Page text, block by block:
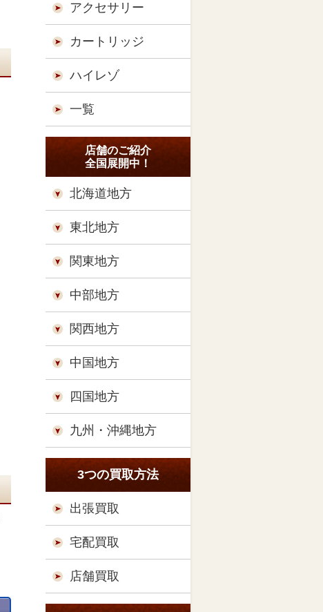
アクセサリー
カートリッジ
ハイレゾ
一覧
店舗のご紹介
全国展開中！
北海道地方
東北地方
関東地方
中部地方
関西地方
中国地方
四国地方
九州・沖縄地方
3つの買取方法
出張買取
宅配買取
店舗買取